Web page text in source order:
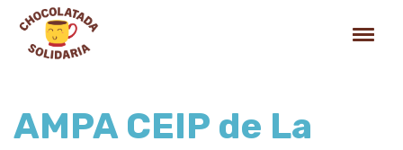
AMPA CEIP de La